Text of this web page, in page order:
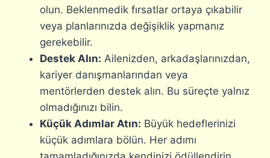
olun. Beklenmedik fırsatlar ortaya çıkabilir
veya planlarınızda değişiklik yapmanız
gerekebilir.
Destek Alın: Ailenizden, arkadaşlarınızdan,
kariyer danışmanlarından veya
mentörlerden destek alın. Bu süreçte yalnız
olmadığınızı bilin.
Küçük Adımlar Atın: Büyük hedeflerinizi
küçük adımlara bölün. Her adımı